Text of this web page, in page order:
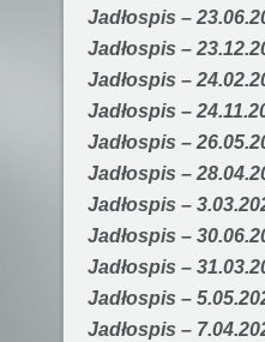
Jadłospis –
Jadłospis –
Jadłospis –
Jadłospis –
Jadłospis –
Jadłospis –
Jadłospis –
Jadłospis –
Jadłospis –
Jadłospis –
Jadłospis –